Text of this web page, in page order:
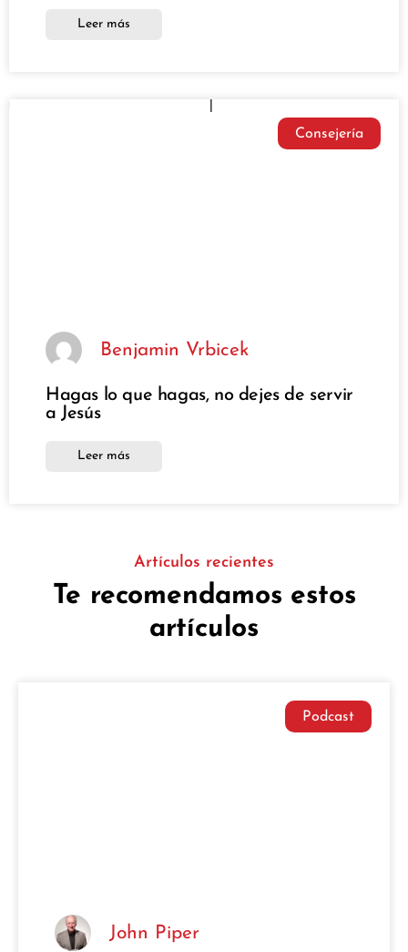
Leer más
Consejería
Benjamin Vrbicek
Hagas lo que hagas, no dejes de servir
a Jesús
Leer más
Artículos recientes
Te recomendamos estos
artículos
Podcast
John Piper